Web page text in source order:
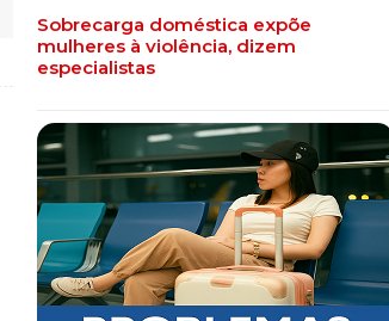
Sobrecarga doméstica expõe
mulheres à violência, dizem
especialistas